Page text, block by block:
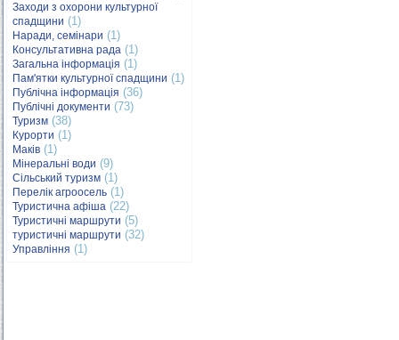
Заходи з охорони культурної
спадщини (1)
Наради, семінари (1)
Консультативна рада (1)
Загальна інформація (1)
Пам'ятки культурної спадщини (1)
Публічна інформація (36)
Публічні документи (73)
Туризм (38)
Курорти (1)
Маків (1)
Мінеральні води (9)
Сільський туризм (1)
Перелік агроосель (1)
Туристична афіша (22)
Туристичні маршрути (5)
туристичні маршрути (32)
Управління (1)